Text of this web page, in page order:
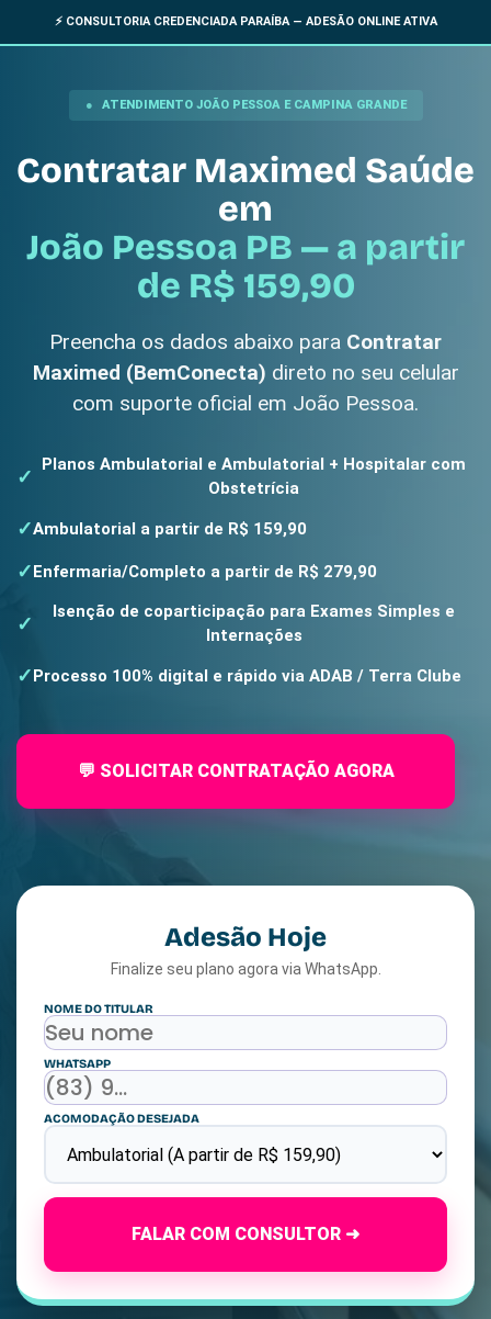
⚡ CONSULTORIA CREDENCIADA PARAÍBA — ADESÃO ONLINE ATIVA
ATENDIMENTO JOÃO PESSOA E CAMPINA GRANDE
Contratar Maximed Saúde
em
João Pessoa PB — a partir
de R$ 159,90
Preencha os dados abaixo para Contratar
Maximed (BemConecta) direto no seu celular
com suporte oficial em João Pessoa.
Planos Ambulatorial e Ambulatorial + Hospitalar com
Obstetrícia
Ambulatorial a partir de R$ 159,90
Enfermaria/Completo a partir de R$ 279,90
Isenção de coparticipação para Exames Simples e
Internações
Processo 100% digital e rápido via ADAB / Terra Clube
💬 SOLICITAR CONTRATAÇÃO AGORA
Adesão Hoje
Finalize seu plano agora via WhatsApp.
NOME DO TITULAR
WHATSAPP
ACOMODAÇÃO DESEJADA
FALAR COM CONSULTOR ➜